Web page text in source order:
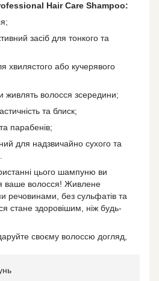
Hair Care Shampoo:
засіб для тонкого та
хвилястого або кучерявого
живлять волосся зсередини;
та блиск;
парабенів;
для надзвичайно сухого та
цього шампуню ви
ваше волосся! Живлене
речовинами, без сульфатів та
стане здоровішим, ніж будь-
своєму волоссю догляд,